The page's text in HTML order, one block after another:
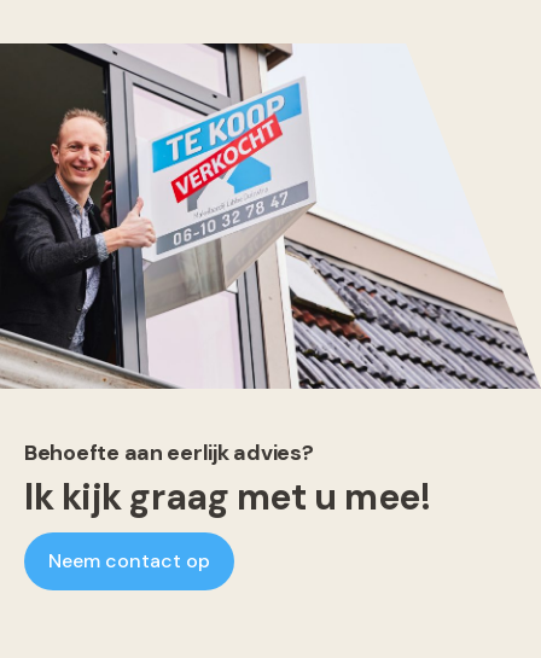
Behoefte aan eerlijk advies?
Ik kijk graag met u mee!
Neem contact op